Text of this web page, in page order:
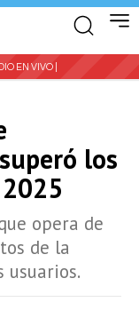
EN VIVO |
los
opera de
de la
usuarios.